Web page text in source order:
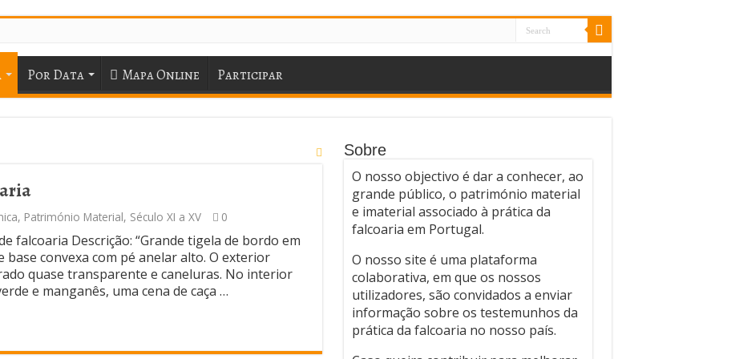
Por Data Mapa Online Participar
, Património Material, Século XI a XV 0
falcoaria Descrição: “Grande tigela de bordo em
convexa com pé anelar alto. O exterior
quase transparente e caneluras. No interior
e manganês, uma cena de caça …
Sobre
O nosso objectivo é dar a conhecer, ao
grande público, o património material
e imaterial associado à prática da
falcoaria em Portugal.
O nosso site é uma plataforma
colaborativa, em que os nossos
utilizadores, são convidados a enviar
informação sobre os testemunhos da
prática da falcoaria no nosso país.